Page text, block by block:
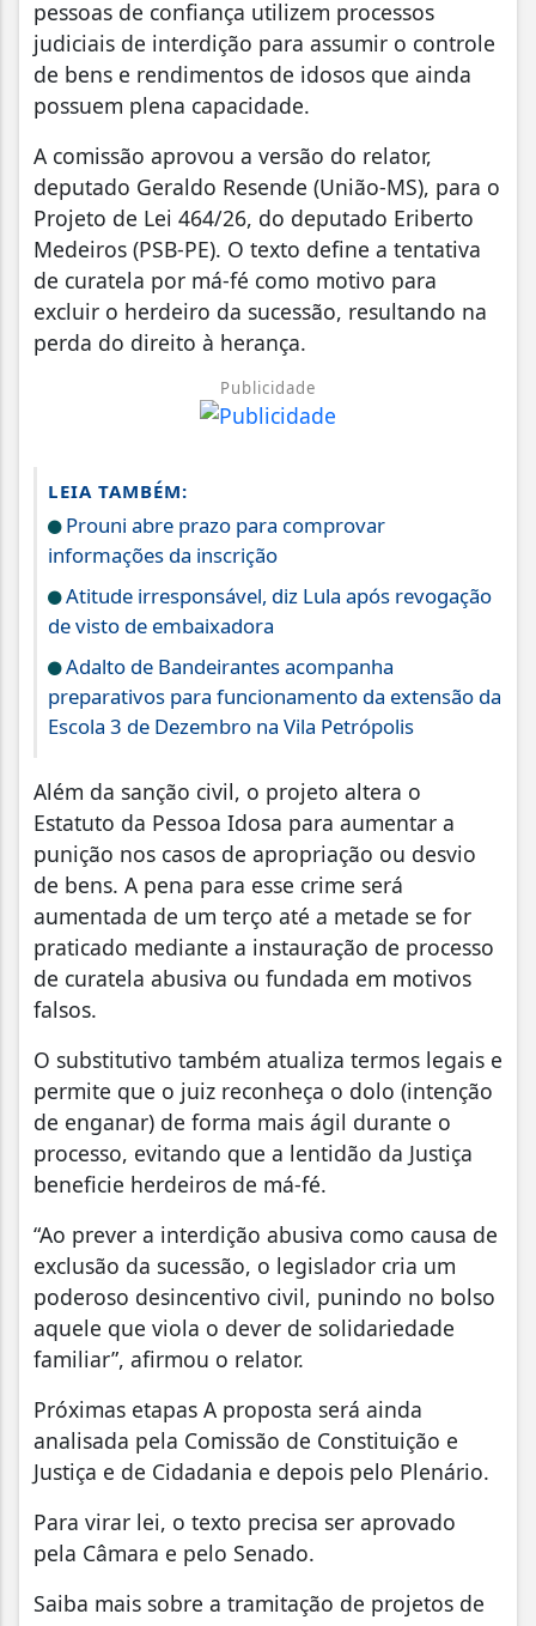
pessoas de confiança utilizem processos
judiciais de interdição para assumir o controle
de bens e rendimentos de idosos que ainda
possuem plena capacidade.
A comissão aprovou a versão do relator,
deputado Geraldo Resende (União-MS), para o
Projeto de Lei 464/26, do deputado Eriberto
Medeiros (PSB-PE). O texto define a tentativa
de curatela por má-fé como motivo para
excluir o herdeiro da sucessão, resultando na
perda do direito à herança.
Publicidade
LEIA TAMBÉM:
Prouni abre prazo para comprovar
informações da inscrição
Atitude irresponsável, diz Lula após revogação
de visto de embaixadora
Adalto de Bandeirantes acompanha
preparativos para funcionamento da extensão da
Escola 3 de Dezembro na Vila Petrópolis
Além da sanção civil, o projeto altera o
Estatuto da Pessoa Idosa para aumentar a
punição nos casos de apropriação ou desvio
de bens. A pena para esse crime será
aumentada de um terço até a metade se for
praticado mediante a instauração de processo
de curatela abusiva ou fundada em motivos
falsos.
O substitutivo também atualiza termos legais e
permite que o juiz reconheça o dolo (intenção
de enganar) de forma mais ágil durante o
processo, evitando que a lentidão da Justiça
beneficie herdeiros de má-fé.
“Ao prever a interdição abusiva como causa de
exclusão da sucessão, o legislador cria um
poderoso desincentivo civil, punindo no bolso
aquele que viola o dever de solidariedade
familiar”, afirmou o relator.
Próximas etapas A proposta será ainda
analisada pela Comissão de Constituição e
Justiça e de Cidadania e depois pelo Plenário.
Para virar lei, o texto precisa ser aprovado
pela Câmara e pelo Senado.
Saiba mais sobre a tramitação de projetos de